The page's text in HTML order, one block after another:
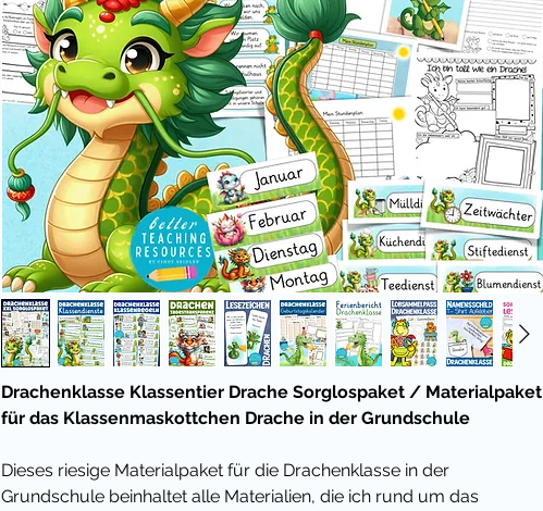
Drachenklasse Klassentier Drache Sorglospaket / Materialpaket
für das Klassenmaskottchen Drache in der Grundschule
Dieses riesige Materialpaket für die Drachenklasse in der
Grundschule beinhaltet alle Materialien, die ich rund um das